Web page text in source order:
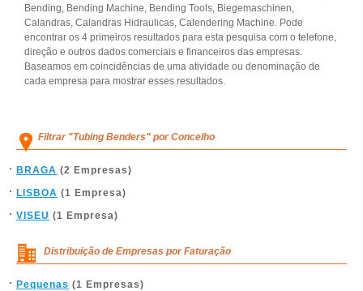
Bending, Bending Machine, Bending Tools, Biegemaschinen,
Calandras, Calandras Hidraulicas, Calendering Machine. Pode
encontrar os 4 primeiros resultados para esta pesquisa com o telefone,
direção e outros dados comerciais e financeiros das empresas.
Baseamos em coincidências de uma atividade ou denominação de
cada empresa para mostrar esses resultados.
Filtrar "Tubing Benders" por Concelho
BRAGA (2 Empresas)
LISBOA (1 Empresa)
VISEU (1 Empresa)
Distribuição de Empresas por Faturação
Pequenas (1 Empresas)